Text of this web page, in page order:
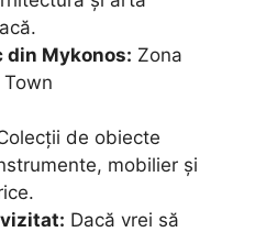
din Mykonos: Zona
de obiecte
mobilier și
vizitat: Dacă vrei să